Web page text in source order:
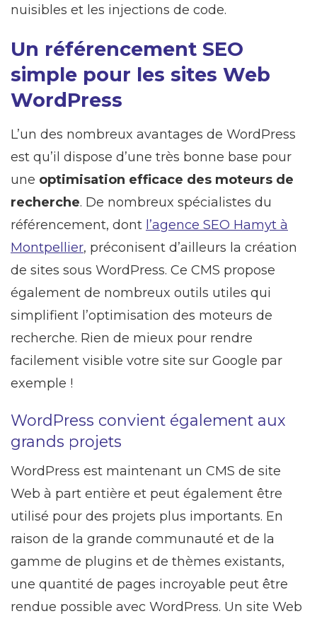
nuisibles et les injections de code.
Un référencement SEO
simple pour les sites Web
WordPress
L’un des nombreux avantages de WordPress
est qu’il dispose d’une très bonne base pour
une optimisation efficace des moteurs de
recherche. De nombreux spécialistes du
référencement, dont l’agence SEO Hamyt à
Montpellier, préconisent d’ailleurs la création
de sites sous WordPress. Ce CMS propose
également de nombreux outils utiles qui
simplifient l’optimisation des moteurs de
recherche. Rien de mieux pour rendre
facilement visible votre site sur Google par
exemple !
WordPress convient également aux
grands projets
WordPress est maintenant un CMS de site
Web à part entière et peut également être
utilisé pour des projets plus importants. En
raison de la grande communauté et de la
gamme de plugins et de thèmes existants,
une quantité de pages incroyable peut être
rendue possible avec WordPress. Un site Web